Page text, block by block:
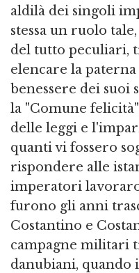
aldilà dei singoli
stessa un ruolo
del tutto peculiari,
elencare la
benessere dei suoi
la "Comune
delle leggi e
quanti vi fossero
rispondere alle
imperatori
furono gli anni
Costantino e
campagne militari
danubiani, quando